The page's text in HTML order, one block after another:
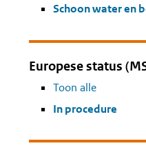
Schoon water en
Europese status
Toon alle
In procedure